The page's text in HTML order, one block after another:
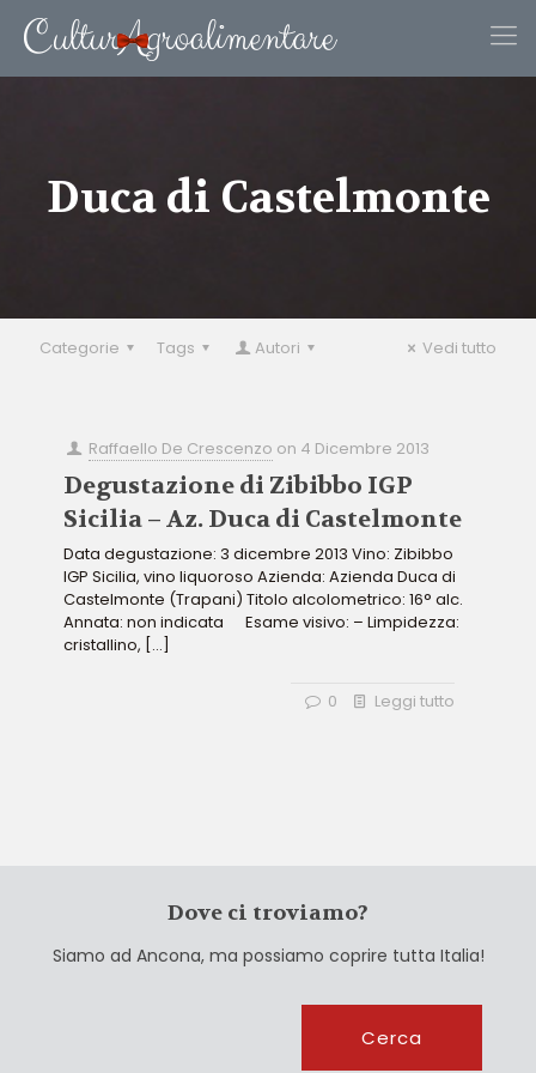
Duca di Castelmonte
Categorie Tags Autori Vedi tutto
Raffaello De Crescenzo on 4 Dicembre 2013
Degustazione di Zibibbo IGP
Sicilia – Az. Duca di Castelmonte
Data degustazione: 3 dicembre 2013 Vino: Zibibbo
IGP Sicilia, vino liquoroso Azienda: Azienda Duca di
Castelmonte (Trapani) Titolo alcolometrico: 16° alc.
Annata: non indicata Esame visivo: – Limpidezza:
cristallino, […]
0 Leggi tutto
Dove ci troviamo?
Siamo ad Ancona, ma possiamo coprire tutta Italia!
Cerca